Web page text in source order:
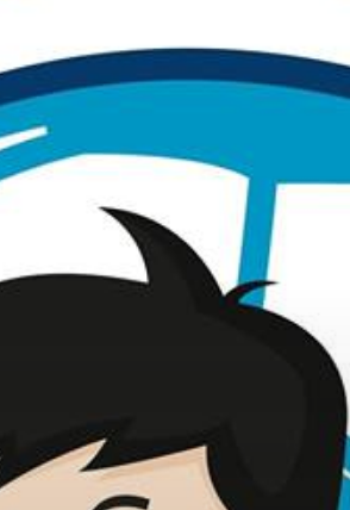
buscar o "ESC" para cerrar